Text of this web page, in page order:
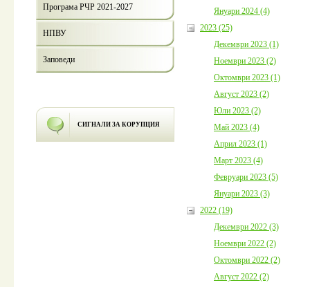
Програма РЧР 2021-2027
НПВУ
Заповеди
СИГНАЛИ ЗА КОРУПЦИЯ
Януари 2024 (4)
2023 (25)
Декември 2023 (1)
Ноември 2023 (2)
Октомври 2023 (1)
Август 2023 (2)
Юли 2023 (2)
Май 2023 (4)
Април 2023 (1)
Март 2023 (4)
Февруари 2023 (5)
Януари 2023 (3)
2022 (19)
Декември 2022 (3)
Ноември 2022 (2)
Октомври 2022 (2)
Август 2022 (2)